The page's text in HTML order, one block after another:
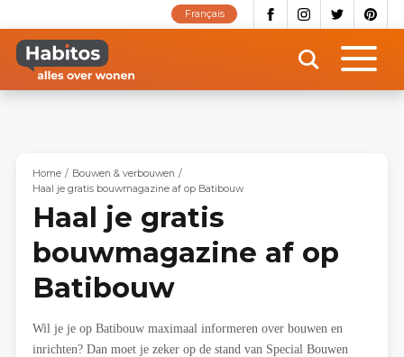
naar
inhoud
gaan
Français
Home
Bouwen & verbouwen
Haal je gratis bouwmagazine af op Batibouw
Haal je gratis
bouwmagazine af op
Batibouw
Wil je je op Batibouw maximaal informeren over bouwen en
inrichten? Dan moet je zeker op de stand van Special Bouwen